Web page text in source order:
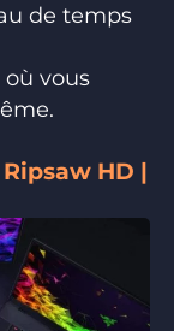
de temps
où vous
HD |